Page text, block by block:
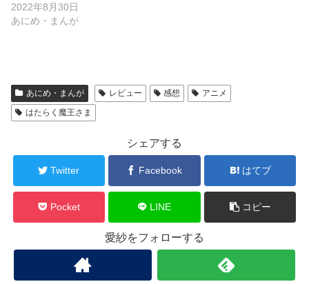
2022年8月30日
あにめ・まんが
あにめ・まんが レビュー 感想
アニメ
はたらく魔王さま
シェアする
Twitter Facebook はてブ
Pocket LINE コピー
愛紗をフォローする